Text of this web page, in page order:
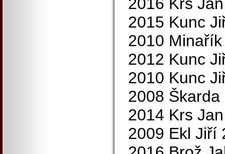
2016 Krs
2015 Kunc
2010
2012 Kunc
2010 Kunc
2008
2014 Krs
2009 Ekl Jiří